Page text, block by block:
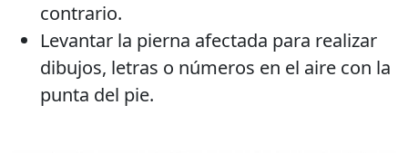
contrario.
Levantar la pierna afectada para realizar
dibujos, letras o números en el aire con la
punta del pie.